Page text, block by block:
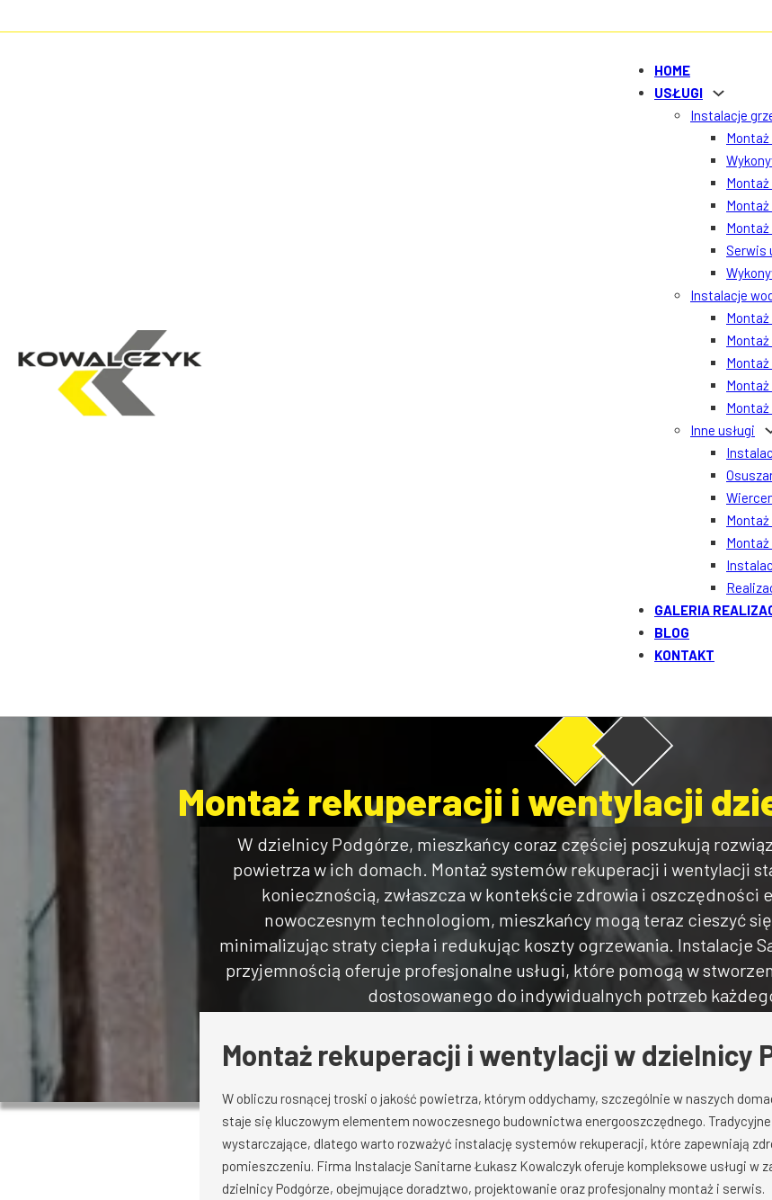
HOME
USŁUGI
Instalacje
Montaż
Serwis
Instalacje
Inne usługi
GALERIA
BLOG
KONTAKT
Montaż rekuperacji i wentylacji
W dzielnicy Podgórze, mieszkańcy coraz częściej poszukują
powietrza w ich domach. Montaż systemów rekuperacji i wentylacji
koniecznością, zwłaszcza w kontekście zdrowia i oszczędności
nowoczesnym technologiom, mieszkańcy mogą teraz cieszyć
minimalizując straty ciepła i redukując koszty ogrzewania. Instalacje
przyjemnością oferuje profesjonalne usługi, które pomogą w
dostosowanego do indywidualnych potrzeb
Montaż rekuperacji i wentylacji w dzielnicy
W obliczu rosnącej troski o jakość powietrza, którym oddychamy, szczególnie w naszych
staje się kluczowym elementem nowoczesnego budownictwa energooszczędnego.
wystarczające, dlatego warto rozważyć instalację systemów rekuperacji, które zapewniają
pomieszczeniu. Firma Instalacje Sanitarne Łukasz Kowalczyk oferuje kompleksowe usługi w
dzielnicy Podgórze, obejmujące doradztwo, projektowanie oraz profesjonalny montaż i serwis.